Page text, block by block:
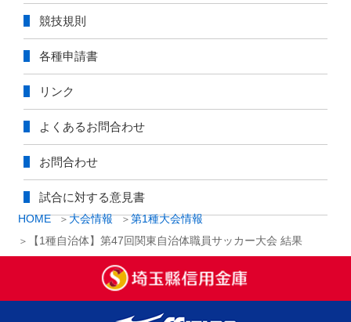
HOME 大会情報
第1種大会情報
【1種自治体】第47回関東自治体職員サッカー大会 結果
競技規則
各種申請書
リンク
よくあるお問合わせ
お問合わせ
試合に対する意見書